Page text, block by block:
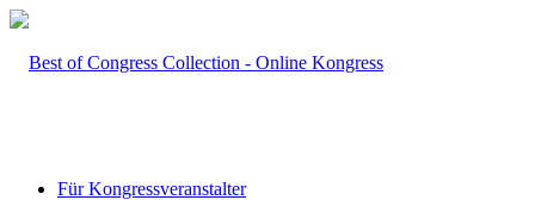
Für Kongressveranstalter